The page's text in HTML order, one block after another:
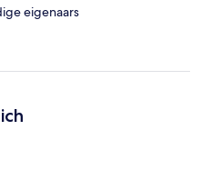
eigenaars